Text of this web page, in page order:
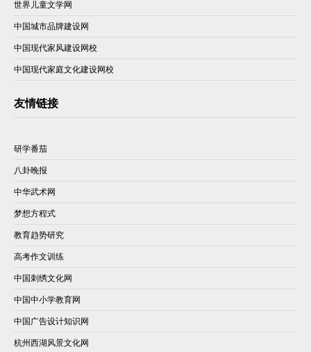
世界儿童文学网
中国城市品牌建设网
中国现代家风建设网校
中国现代家庭文化建设网校
友情链接
研学番茄
八卦晚报
中华武术网
梦想方程式
教育趋势研究
高考作文训练
中国刺绣文化网
中国中小学教育网
中国广告设计知识网
杭州西湖风景文化网